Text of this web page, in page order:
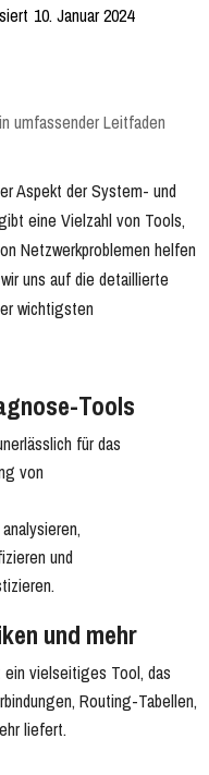
10. Januar 2024
umfassender Leitfaden
Aspekt der System- und
eine Vielzahl von Tools,
Netzwerkproblemen helfen
uns auf die detaillierte
wichtigsten
Tools
für das
von
und
und mehr
vielseitiges Tool, das
Routing-Tabellen,
liefert.